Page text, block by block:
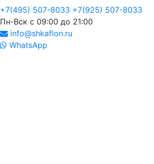
+7(495) 507-8033 +7(925) 507-8033
Пн-Вск с 09:00 до 21:00
info@shkaflon.ru
WhatsApp